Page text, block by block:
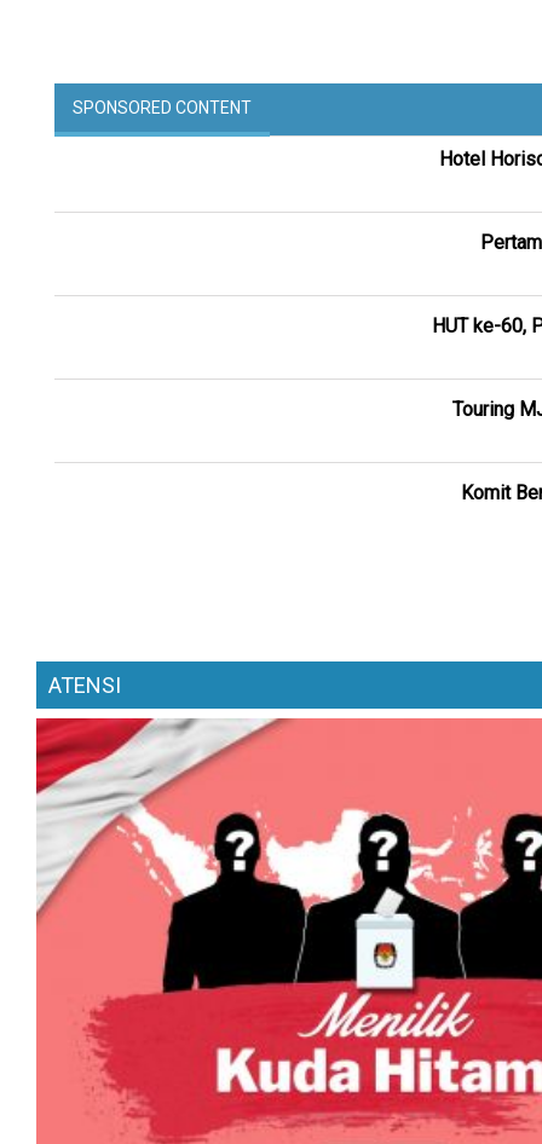
SPONSORED CONTENT
Hotel
HUT ke-60,
Touring
Komit
ATENSI